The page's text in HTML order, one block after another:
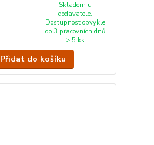
Skladem u
dodavatele.
Dostupnost obvykle
do 3 pracovních dnů
> 5 ks
Přidat do košíku